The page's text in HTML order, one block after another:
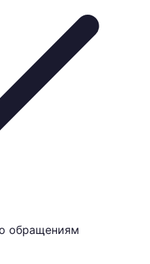
обращениям